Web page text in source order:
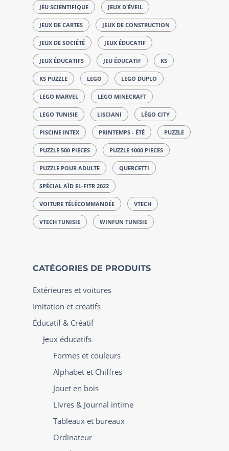
JEU SCIENTIFIQUE JEUX D'ÉVEIL
JEUX DE CARTES JEUX DE CONSTRUCTION
JEUX DE SOCIÉTÉ JEUX ÉDUCATIF
JEUX ÉDUCATIFS JEU ÉDUCATIF KS
KS PUZZLE LEGO LEGO DUPLO
LEGO MARVEL LEGO MINECRAFT
LEGO TUNISIE LISCIANI LÉGO CITY
PISCINE INTEX PRINTEMPS - ÉTÉ PUZZLE
PUZZLE 500 PIECES PUZZLE 1000 PIECES
PUZZLE POUR ADULTE QUERCETTI
SPÉCIAL AÏD EL-FITR 2022
VOITURE TÉLÉCOMMANDÉE VTECH
VTECH TUNISIE WINFUN TUNISIE
CATÉGORIES DE PRODUITS
Extérieures et voitures
Imitation et créatifs
Éducatif & Créatif
Jeux éducatifs
Formes et couleurs
Alphabet et Chiffres
Jouet en bois
Livres & Journal intime
Tableaux et bureaux
Ordinateur